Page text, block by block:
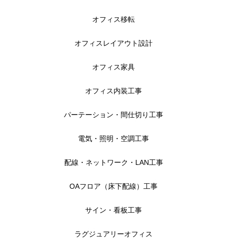
オフィス移転
オフィスレイアウト設計
オフィス家具
オフィス内装工事
パーテーション・間仕切り工事
電気・照明・空調工事
配線・ネットワーク・LAN工事
OAフロア（床下配線）工事
サイン・看板工事
ラグジュアリーオフィス